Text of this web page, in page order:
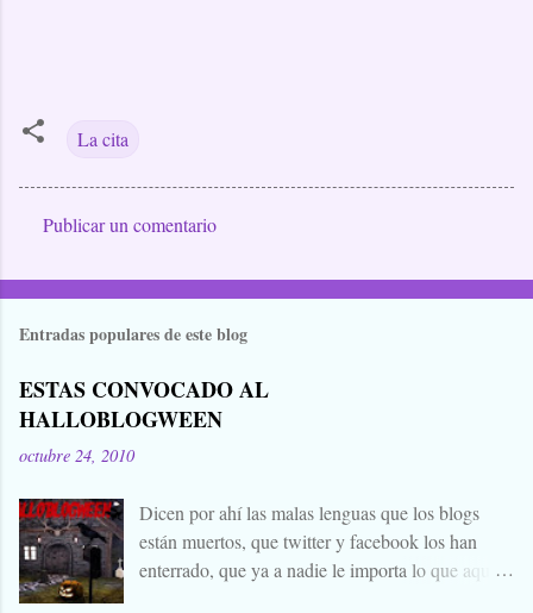
La cita
o
e
n
t
a
i
o
s
Publicar un comentario
Entradas populares de este blog
ESTAS CONVOCADO AL
HALLOBLOGWEEN
octubre 24, 2010
Dicen por ahí las malas lenguas que los blogs
están muertos, que twitter y facebook los han
enterrado, que ya a nadie le importa lo que aquí